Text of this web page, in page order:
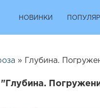
НОВИНКИ
» Глубина.